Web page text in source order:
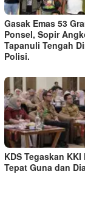
Gasak Emas 53
Ponsel, Sopir
Tapanuli Tengah
Polisi.
KDS Tegaskan KKI
Tepat Guna dan